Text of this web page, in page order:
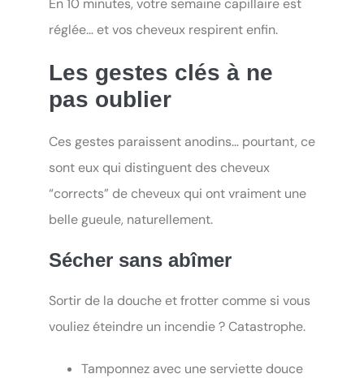
En 10 minutes, votre semaine capillaire est
réglée… et vos cheveux respirent enfin.
Les gestes clés à ne
pas oublier
Ces gestes paraissent anodins… pourtant, ce
sont eux qui distinguent des cheveux
“corrects” de cheveux qui ont vraiment une
belle gueule, naturellement.
Sécher sans abîmer
Sortir de la douche et frotter comme si vous
vouliez éteindre un incendie ? Catastrophe.
Tamponnez avec une serviette douce